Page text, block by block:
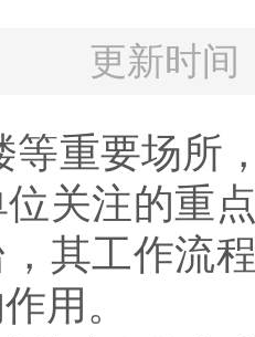
更新时
要场所，
关注的重
其工作流
用。